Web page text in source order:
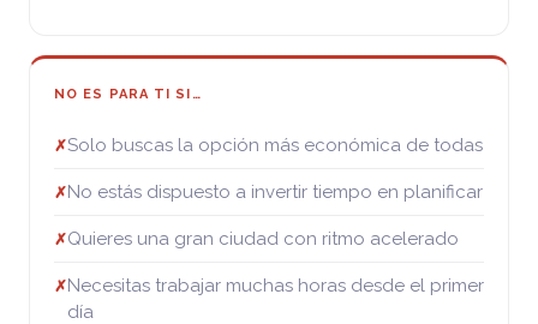
NO ES PARA TI SI…
✗Solo buscas la opción más económica de todas
✗No estás dispuesto a invertir tiempo en planificar
✗Quieres una gran ciudad con ritmo acelerado
✗Necesitas trabajar muchas horas desde el primer
día